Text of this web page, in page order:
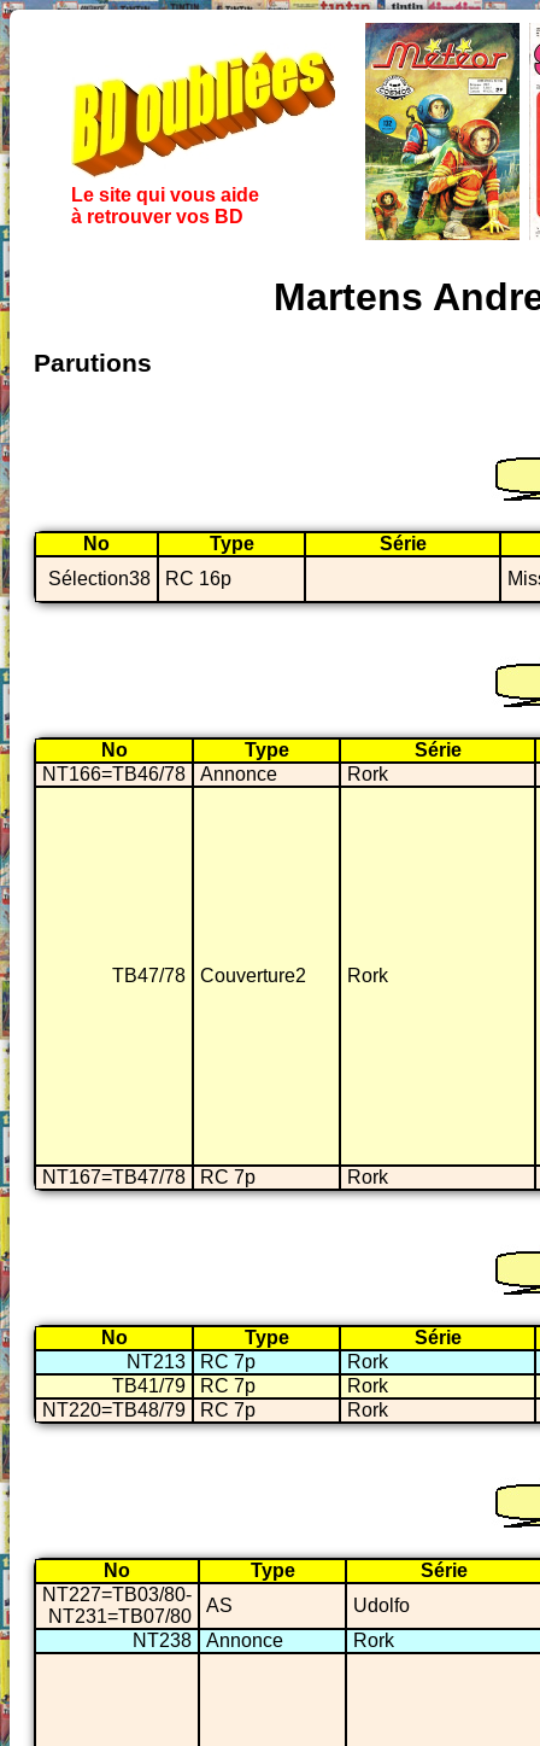
Le site qui vous aide
à retrouver vos BD
Martens
Parutions
No Type
Série
Sélection38
RC 16p
No Type
Série
NT166=TB46/78
Annonce Rork
TB47/78 Couverture2 Rork
NT167=TB47/78 RC 7p Rork
No Type
Série
NT213
RC 7p
Rork
TB41/79
RC 7p
Rork
NT220=TB48/79
RC 7p Rork
No Type
Série
NT227=TB03/80-
NT231=TB07/80
AS
Udolfo
NT238
Annonce Rork